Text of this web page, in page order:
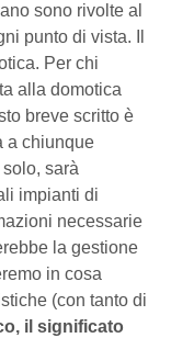
sono rivolte al
punto di vista. Il
Per chi
alla domotica
breve scritto è
a chiunque
sarà
impianti di
necessarie
la gestione
in cosa
(con tanto di
il significato